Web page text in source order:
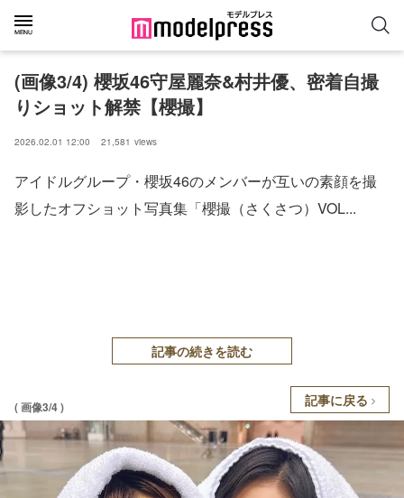
(画像3/4) 櫻坂46守屋麗奈&村井優、密着自撮
りショット解禁【櫻撮】
2026.02.01 12:00 21,581 views
アイドルグループ・櫻坂46のメンバーが互いの素顔を撮
影したオフショット写真集「櫻撮（さくさつ）VOL...
記事の続きを読む
( 画像3/4 ) 記事に戻る